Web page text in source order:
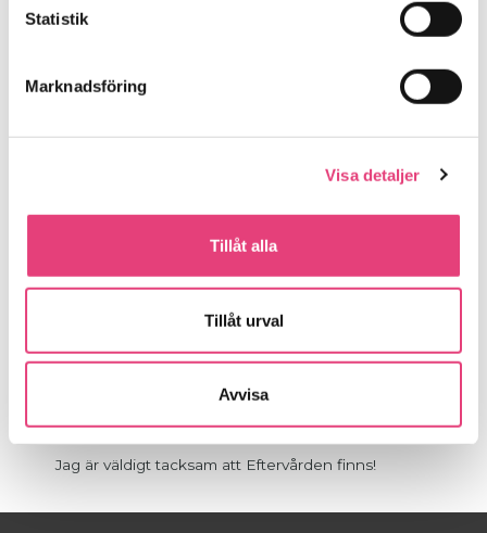
Statistik
Marknadsföring
Visa detaljer
Tillåt alla
Tillåt urval
Avvisa
fortsätta resan. Jag behövde påminnas om mycket och
information behövdes upprepas för att jag inte skulle
”teflonminne” och börja missbruka igen. Detta får jag på
handlingsplaner och ytterligare en ny och fin
gemenskap som stärker min tillit och läker min relation
Jag går Eftervården för att lättare bibehålla min
abstinens. Att få jobba med att leva i tillfrisknad gör det
kan diskutera och ventilera, det är ovärderligt! Att ha ett
ansikte på de man ringer till, gör det lättare att faktiskt ta
Jag är väldigt tacksam att Eftervården finns!